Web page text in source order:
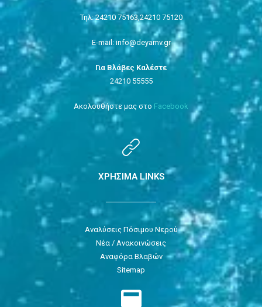
Τηλ: 24210 75163,24210 75120
E-mail: info@deyamv.gr
Για Βλάβες Καλέστε
24210 55555
Ακολουθήστε μας στο Facebook
ΧΡΗΣΙΜΑ LINKS
Αναλύσεις Πόσιμου Νερού
Νέα / Ανακοινώσεις
Αναφόρα Βλαβών
Sitemap